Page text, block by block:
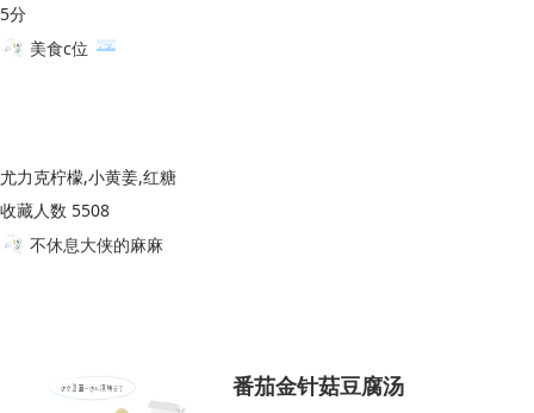
5分
美食c位
尤力克柠檬,小黄姜,红糖
收藏人数 5508
不休息大侠的麻麻
番茄金针菇豆腐汤